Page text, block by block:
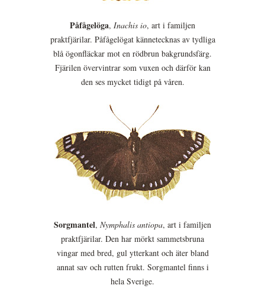
Påfågelöga, Inachis io, art i familjen
praktfjärilar. Påfågelögat kännetecknas av tydliga
blå ögonfläckar mot en rödbrun bakgrundsfärg.
Fjärilen övervintrar som vuxen och därför kan
den ses mycket tidigt på våren.
Sorgmantel, Nymphalis antiopa, art i familjen
praktfjärilar. Den har mörkt sammetsbruna
vingar med bred, gul ytterkant och äter bland
annat sav och rutten frukt. Sorgmantel finns i
hela Sverige.